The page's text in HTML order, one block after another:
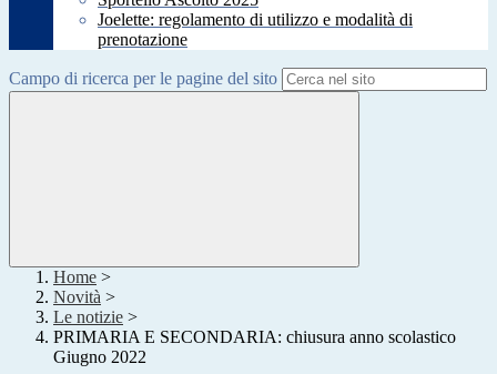
Joelette: regolamento di utilizzo e modalità di
prenotazione
Campo di ricerca per le pagine del sito
Home >
Novità >
Le notizie >
PRIMARIA E SECONDARIA: chiusura anno scolastico
Giugno 2022